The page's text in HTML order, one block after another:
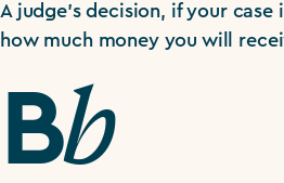
A judge’s decision, if your case
how much money you will
Bb